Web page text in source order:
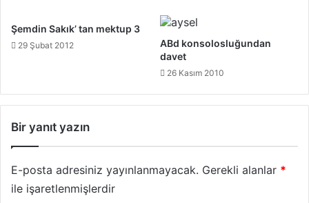
Şemdin Sakık’ tan mektup 3
29 Şubat 2012
ABd konsolosluğundan
davet
26 Kasım 2010
Bir yanıt yazın
E-posta adresiniz yayınlanmayacak. Gerekli alanlar *
ile işaretlenmişlerdir